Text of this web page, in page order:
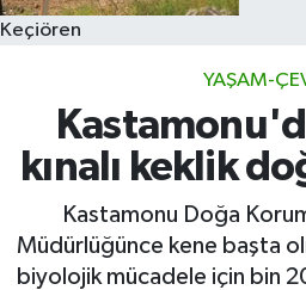
Keçiören
YAŞAM-
kınalı keklik
Kastamonu Doğa
Müdürlüğünce kene başta
biyolojik mücadele için bin